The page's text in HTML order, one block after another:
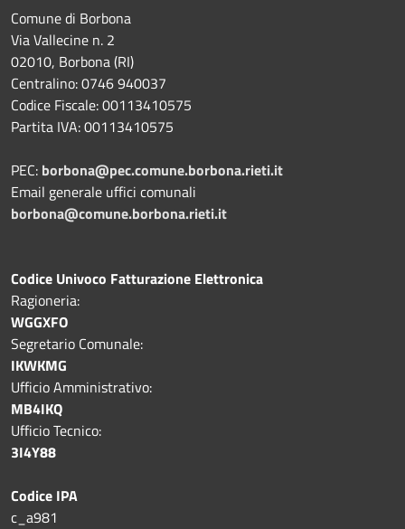
Comune di Borbona
Via Vallecine n. 2
02010, Borbona (RI)
Centralino: 0746 940037
Codice Fiscale: 00113410575
Partita IVA: 00113410575
PEC: borbona@pec.comune.borbona.rieti.it
Email generale uffici comunali
borbona@comune.borbona.rieti.it
Codice Univoco Fatturazione Elettronica
Ragioneria:
WGGXFO
Segretario Comunale:
IKWKMG
Ufficio Amministrativo:
MB4IKQ
Ufficio Tecnico:
3I4Y88
Codice IPA
c_a981